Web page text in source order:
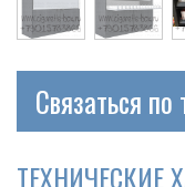
Связаться по
ТЕХНИЧЕСКИЕ